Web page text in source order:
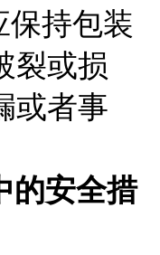
保持包装
裂或损
或者事
的安全措